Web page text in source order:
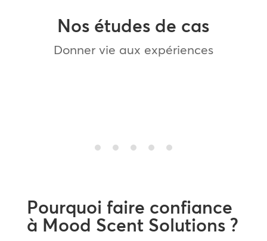
Nos études de cas
Donner vie aux expériences
Mango Teen Case Study
Pourquoi faire confiance
à Mood Scent Solutions ?